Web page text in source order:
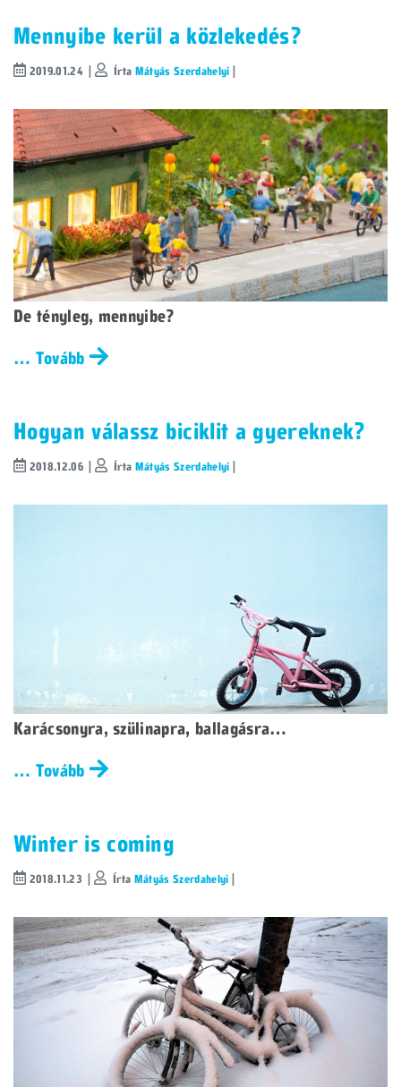
Mennyibe kerül a közlekedés?
2019.01.24 | Írta Mátyás Szerdahelyi
De tényleg, mennyibe?
… Tovább
Hogyan válassz biciklit a gyereknek?
2018.12.06 | Írta Mátyás Szerdahelyi
Karácsonyra, szülinapra, ballagásra…
… Tovább
Winter is coming
2018.11.23 | Írta Mátyás Szerdahelyi